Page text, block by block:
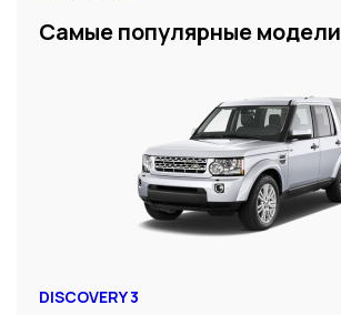
Самые популярные модели
DISCOVERY 3